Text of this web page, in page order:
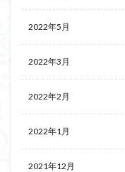
2022年5月
2022年3月
2022年2月
2022年1月
2021年12月